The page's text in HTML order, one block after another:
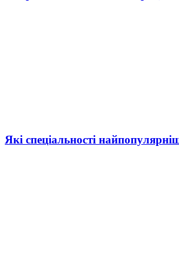
Які спеціальності